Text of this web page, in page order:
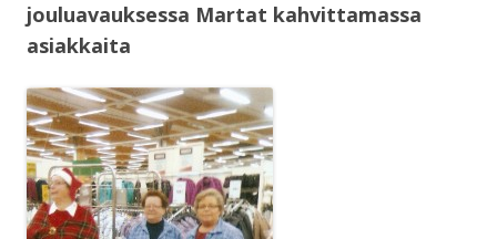
jouluavauksessa Martat kahvittamassa
asiakkaita